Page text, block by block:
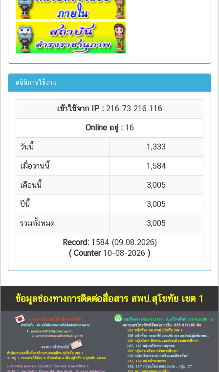
สถิติการใช้งาน
เข้าใช้จาก IP : 216.73.216.116
Online อยู่ : 16
วันนี้ 1,333
เมื่อวานนี้ 1,584
เดือนนี้ 3,005
ปีนี้ 3,005
รวมทั้งหมด 3,005
Record:1584 (09.08.2026)
( Counter10-08-2026 )
ข้อมูลช่องทางการติดต่อสื่อสาร สพป.สุโขทัย เขต 1